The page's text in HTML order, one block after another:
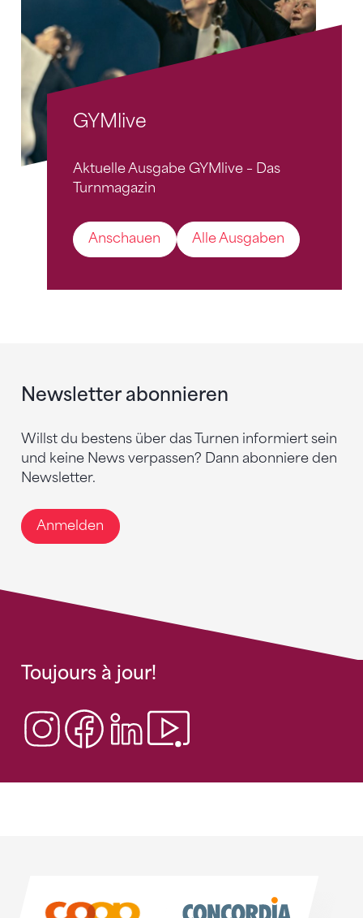
GYMlive
Aktuelle Ausgabe GYMlive – Das
Turnmagazin
Anschauen Alle Ausgaben
Newsletter abonnieren
Willst du bestens über das Turnen informiert sein
und keine News verpassen? Dann abonniere den
Newsletter.
Anmelden
Toujours à jour!